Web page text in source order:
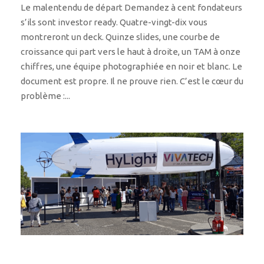
Le malentendu de départ Demandez à cent fondateurs
s’ils sont investor ready. Quatre-vingt-dix vous
montreront un deck. Quinze slides, une courbe de
croissance qui part vers le haut à droite, un TAM à onze
chiffres, une équipe photographiée en noir et blanc. Le
document est propre. Il ne prouve rien. C’est le cœur du
problème :...